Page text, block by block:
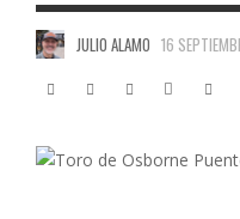
JULIO ALAMO 16